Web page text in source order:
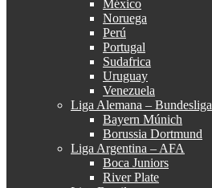
México
Noruega
Perú
Portugal
Sudafrica
Uruguay
Venezuela
Liga Alemana – Bundesliga
Bayern Múnich
Borussia Dortmund
Liga Argentina – AFA
Boca Juniors
River Plate